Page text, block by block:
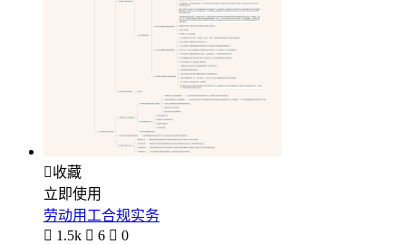
收藏
立即使用
劳动用工合规实务
 1.5k  6  0